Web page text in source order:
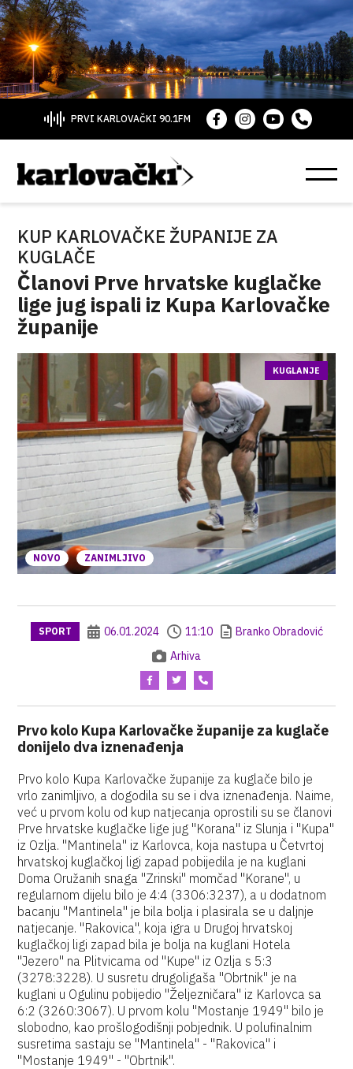
PRVI KARLOVAČKI 90.1FM
KUP KARLOVAČKE ŽUPANIJE ZA
KUGLAČE
Članovi Prve hrvatske kuglačke
lige jug ispali iz Kupa Karlovačke
županije
NOVO ZANIMLJIVO
KUGLANJE
SPORT 06.01.2024 11:10
Branko Obradović
Arhiva
Prvo kolo Kupa Karlovačke županije za kuglače
donijelo dva iznenađenja
Prvo kolo Kupa Karlovačke županije za kuglače bilo je
vrlo zanimljivo, a dogodila su se i dva iznenađenja. Naime,
već u prvom kolu od kup natjecanja oprostili su se članovi
Prve hrvatske kuglačke lige jug "Korana" iz Slunja i "Kupa"
iz Ozlja. "Mantinela" iz Karlovca, koja nastupa u Četvrtoj
hrvatskoj kuglačkoj ligi zapad pobijedila je na kuglani
Doma Oružanih snaga "Zrinski" momčad "Korane", u
regularnom dijelu bilo je 4:4 (3306:3237), a u dodatnom
bacanju "Mantinela" je bila bolja i plasirala se u daljnje
natjecanje. "Rakovica", koja igra u Drugoj hrvatskoj
kuglačkoj ligi zapad bila je bolja na kuglani Hotela
"Jezero" na Plitvicama od "Kupe" iz Ozlja s 5:3
(3278:3228). U susretu drugoligaša "Obrtnik" je na
kuglani u Ogulinu pobijedio "Željezničara" iz Karlovca sa
6:2 (3260:3067). U prvom kolu "Mostanje 1949" bilo je
slobodno, kao prošlogodišnji pobjednik. U polufinalnim
susretima sastaju se "Mantinela" - "Rakovica" i
"Mostanje 1949" - "Obrtnik".